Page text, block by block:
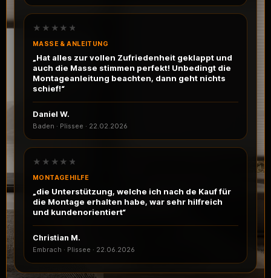
★★★★★
MASSE & ANLEITUNG
„Hat alles zur vollen Zufriedenheit geklappt und
auch die Masse stimmen perfekt! Unbedingt die
Montageanleitung beachten, dann geht nichts
schief!“
Daniel W.
Baden · Plissee · 22.02.2026
★★★★★
MONTAGEHILFE
„die Unterstützung, welche ich nach de Kauf für
die Montage erhalten habe, war sehr hilfreich
und kundenorientiert“
Christian M.
Embrach · Plissee · 22.06.2026